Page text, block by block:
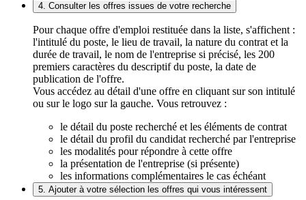
4. Consulter les offres issues de votre recherche
Pour chaque offre d'emploi restituée dans la liste, s'affichent :
l'intitulé du poste, le lieu de travail, la nature du contrat et la
durée de travail, le nom de l'entreprise si précisé, les 200
premiers caractères du descriptif du poste, la date de
publication de l'offre.
Vous accédez au détail d'une offre en cliquant sur son intitulé
ou sur le logo sur la gauche. Vous retrouvez :
le détail du poste recherché et les éléments de contrat
le détail du profil du candidat recherché par l'entreprise
les modalités pour répondre à cette offre
la présentation de l'entreprise (si présente)
les informations complémentaires le cas échéant
5. Ajouter à votre sélection les offres qui vous intéressent